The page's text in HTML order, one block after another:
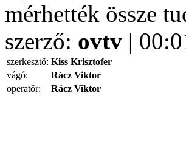
mérhették össze
szerző: ovtv |
szerkesztő: Kiss Krisztofer
vágó:
Rácz Viktor
operatőr:
Rácz Viktor